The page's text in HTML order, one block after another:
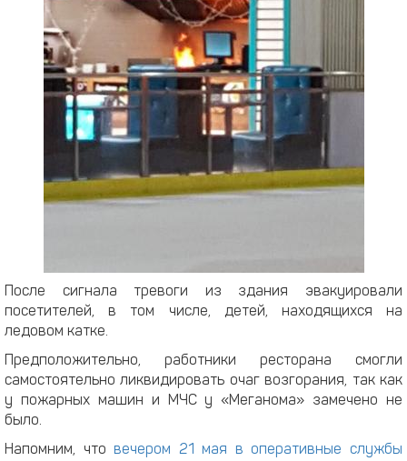
После сигнала тревоги из здания эвакуировали
посетителей, в том числе, детей, находящихся на
ледовом катке.
Предположительно, работники ресторана смогли
самостоятельно ликвидировать очаг возгорания, так как
у пожарных машин и МЧС у «Меганома» замечено не
было.
Напомним, чтовечером 21 мая в оперативные службы